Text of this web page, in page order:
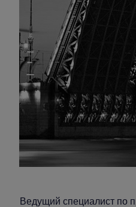
Ведущий специалист по